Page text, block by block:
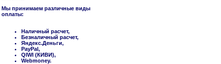
Мы принимаем различные виды
оплаты:
Наличный расчет,
Безналичный расчет,
Яндекс.Деньги,
PayPal,
QIWI (КИВИ),
Webmoney.